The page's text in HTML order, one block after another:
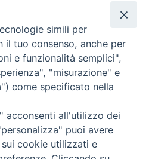
campi, perché, come ha detto il
della Messa dell’Assunta lo
dell’uomo permette ad un
alla devastazione».
Condividi…
simili per
il tuo consenso, anche per
e funzionalità semplici",
"misurazione" e
come specificato nella
acconsenti all'utilizzo dei
puoi avere
cookie utilizzati e